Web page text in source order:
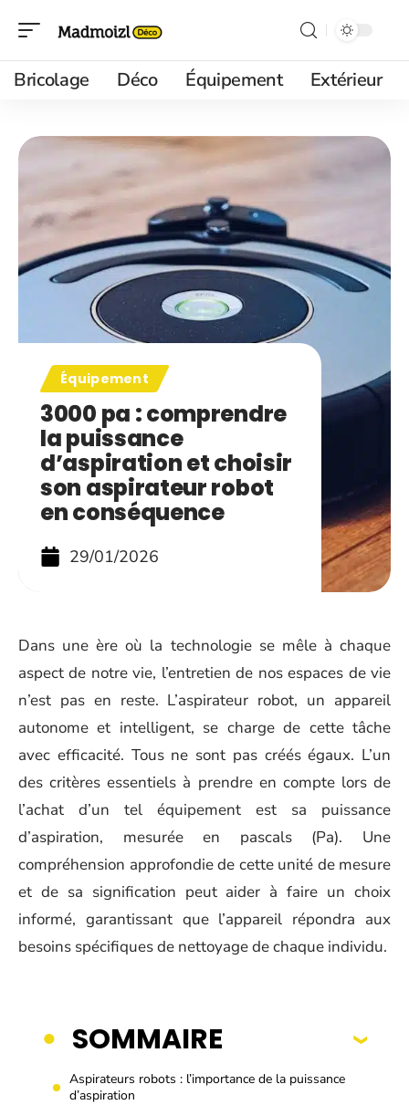
Bricolage Déco Équipement Extérieur
Équipement
3000 pa : comprendre
la puissance
d’aspiration et choisir
son aspirateur robot
en conséquence
29/01/2026
Dans une ère où la technologie se mêle à chaque
aspect de notre vie, l’entretien de nos espaces de vie
n’est pas en reste. L’aspirateur robot, un appareil
autonome et intelligent, se charge de cette tâche
avec efficacité. Tous ne sont pas créés égaux. L’un
des critères essentiels à prendre en compte lors de
l’achat d’un tel équipement est sa puissance
d’aspiration, mesurée en pascals (Pa). Une
compréhension approfondie de cette unité de mesure
et de sa signification peut aider à faire un choix
informé, garantissant que l’appareil répondra aux
besoins spécifiques de nettoyage de chaque individu.
SOMMAIRE
Aspirateurs robots : l’importance de la puissance
d’aspiration